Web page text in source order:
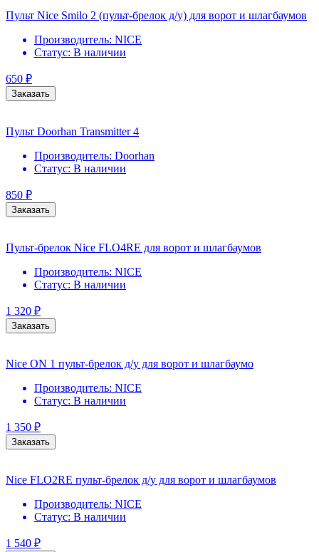
Пульт Nice Smilo 2 (пульт-брелок д/у) для ворот и шлагбаумов
Производитель: NICE
Статус: В наличии
650 ₽
Заказать
Пульт Doorhan Transmitter 4
Производитель: Doorhan
Статус: В наличии
850 ₽
Заказать
Пульт-брелок Nice FLO4RE для ворот и шлагбаумов
Производитель: NICE
Статус: В наличии
1 320 ₽
Заказать
Nice ON 1 пульт-брелок д/у для ворот и шлагбаумо
Производитель: NICE
Статус: В наличии
1 350 ₽
Заказать
Nice FLO2RE пульт-брелок д/у для ворот и шлагбаумов
Производитель: NICE
Статус: В наличии
1 540 ₽